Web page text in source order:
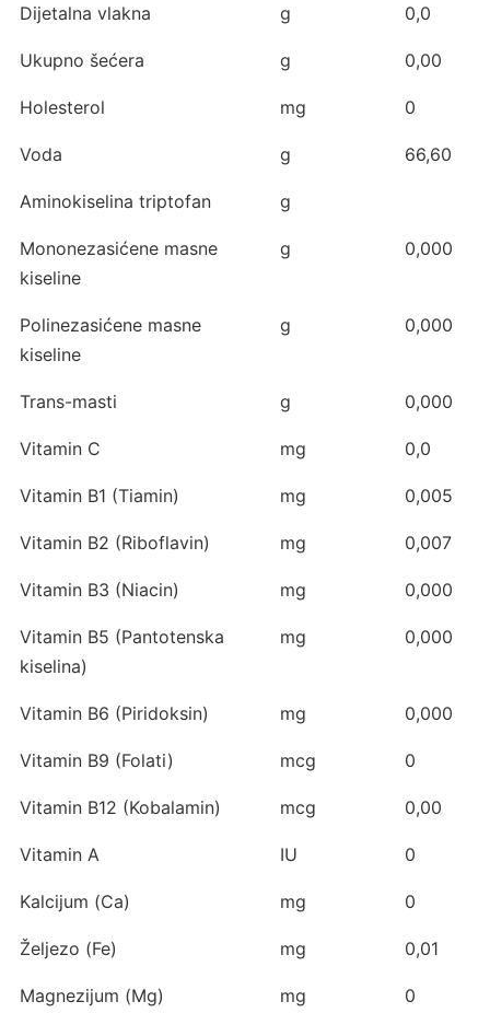
Dijetalna vlakna g 0,0
Ukupno šećera g 0,00
Holesterol mg 0
Voda g 66,60
Aminokiselina triptofan g
Mononezasićene masne
kiseline
g 0,000
Polinezasićene masne
kiseline
g 0,000
Trans-masti g 0,000
Vitamin C mg 0,0
Vitamin B1 (Tiamin) mg 0,005
Vitamin B2 (Riboflavin) mg 0,007
Vitamin B3 (Niacin) mg 0,000
Vitamin B5 (Pantotenska
kiselina)
mg 0,000
Vitamin B6 (Piridoksin) mg 0,000
Vitamin B9 (Folati) mcg 0
Vitamin B12 (Kobalamin) mcg 0,00
Vitamin A IU 0
Kalcijum (Ca) mg 0
Željezo (Fe) mg 0,01
Magnezijum (Mg) mg 0